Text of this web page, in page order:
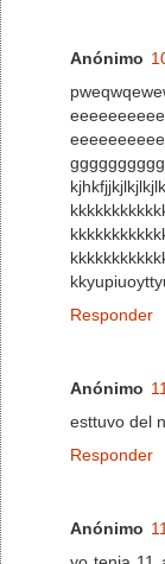
Anónimo
Responder
Anónimo
esttuvo del
Responder
Anónimo